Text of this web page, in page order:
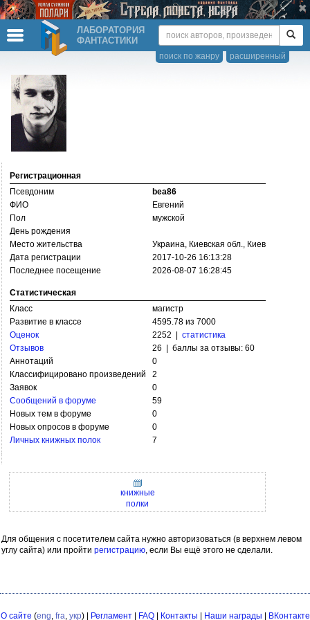
ЛАБОРАТОРИЯ
ФАНТАСТИКИ
расширенный
поиск по жанру
Регистрационная
Псевдоним
bea86
ФИО
Евгений
Пол
мужской
День рождения
Место жительства
Украина, Киевская обл., Киев
Дата регистрации
2017-10-26 16:13:28
Последнее посещение
2026-08-07 16:28:45
Статистическая
Класс
магистр
Развитие в классе
4595.78 из 7000
Оценок
2252 | статистика
Отзывов
26 | баллы за отзывы: 60
Аннотаций
0
Классифицировано произведений
2
Заявок
0
Сообщений в форуме
59
Новых тем в форуме
0
Новых опросов в форуме
0
Личных книжных полок
7
книжные
полки
Для общения с посетителем сайта нужно авторизоваться (в верхнем левом
углу сайта) или пройти регистрацию, если Вы ещё этого не сделали.
О сайте (eng, fra, укр) | Регламент| FAQ| Контакты Наши награды ВКонтакте